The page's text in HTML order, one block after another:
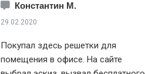
Константин М.
29.02.2020
Покупал здесь решетки для
помещения в офисе. На сайте